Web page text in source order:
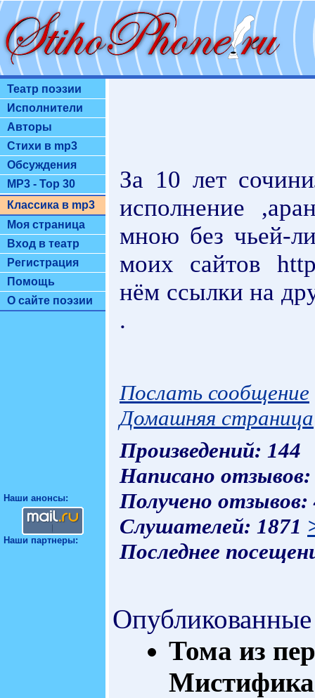
Театр поэзии
Исполнители
Авторы
Стихи в mp3
Обсуждения
MP3 - Top 30
Классика в mp3
Моя страница
Вход в театр
Регистрация
Помощь
О сайте поэзии
Наши анонсы:
Наши партнеры:
За 10 лет
исполнение
мною без чьей-
моих сайтов
нём ссылки на
.
Послать сообщение
Домашняя страница
Произведений: 144
Написано
Получено
Слушателей: 1871
Последнее
Тома из